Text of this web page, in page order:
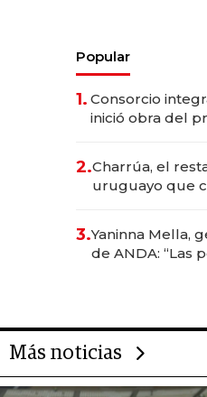
Popular
1. Consorcio
inició obra del
millones
2.Charrúa, el
uruguayo que
anticipación y
3.Yaninna Mella,
de ANDA: “Las
Más noticias